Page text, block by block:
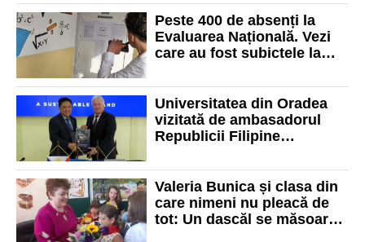
Peste 400 de absenți la
Evaluarea Națională. Vezi
care au fost subictele la
Universitatea din Oradea
vizitată de ambasadorul
Republicii Filipine
Valeria Bunica și clasa din
care nimeni nu pleacă de
tot: Un dascăl se măsoară